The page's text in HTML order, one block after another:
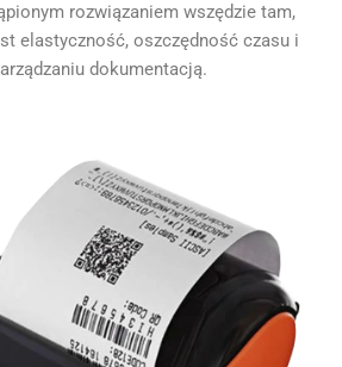
rozwiązaniem wszędzie tam,
elastyczność, oszczędność czasu i
dokumentacją.